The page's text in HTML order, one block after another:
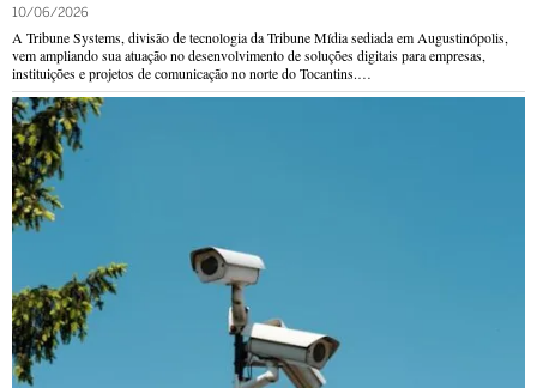
10/06/2026
A Tribune Systems, divisão de tecnologia da Tribune Mídia sediada em Augustinópolis,
vem ampliando sua atuação no desenvolvimento de soluções digitais para empresas,
instituições e projetos de comunicação no norte do Tocantins.…